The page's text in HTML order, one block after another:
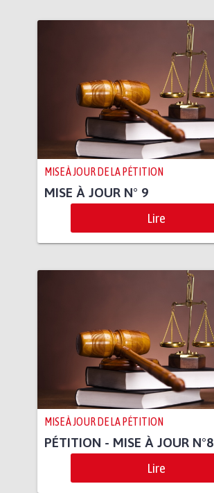
MISE À JOUR DE LA PÉTITION
MISE À JOUR N° 9
Lire
MISE À JOUR DE LA PÉTITION
PÉTITION - MISE À JOUR N°8
Lire